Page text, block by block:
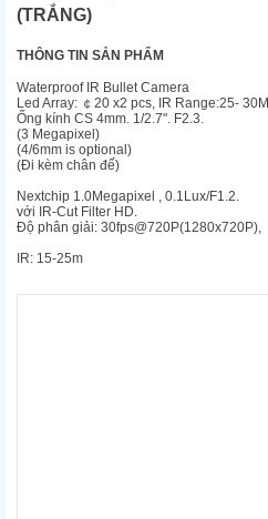
(TRẮNG)
THÔNG TIN SẢN PHẨM
Waterproof IR Bullet Camera
Led Array: ￠20 x2 pcs, IR Range:25- 30M
Ống kính CS 4mm. 1/2.7". F2.3.
(3 Megapixel)
(4/6mm is optional)
(Đi kèm chân đế)
Nextchip 1.0Megapixel , 0.1Lux/F1.2.
với IR-Cut Filter HD.
Độ phân giải: 30fps@720P(1280x720P),
IR: 15-25m